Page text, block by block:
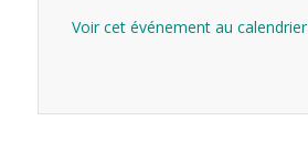
Voir cet événement au calendrier